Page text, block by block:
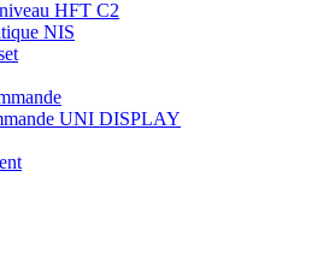
HFT C2
NIS
UNI DISPLAY